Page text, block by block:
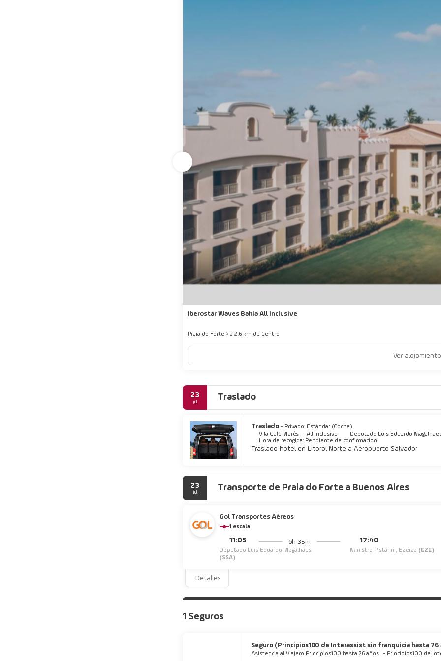
Iberostar Waves Bahia All Inclusive
Praia do Forte > a 2,6 km de Centro
Ver alojamiento
23
jul Traslado
Traslado - Privado: Estándar (Coche)
Vila Galé Marés — All Inclusive
Deputado Luis Eduardo
Hora de recogida: Pendiente de confirmación
Traslado hotel en Litoral Norte a Aeropuerto Salvador
23
jul Transporte de Praia do Forte a Buenos Aires
Gol Transportes Aéreos
1 escala
11:05
Deputado Luis Eduardo Magalhaes
(SSA)
6h 35m 17:40
Ministro Pistarini, Ezeiza (EZE)
Detalles
1 Seguros
Seguro (Principios100 de Interassist sin franquicia hasta
Asistencia al Viajero Principios100 hasta 76 años - Principios100 de